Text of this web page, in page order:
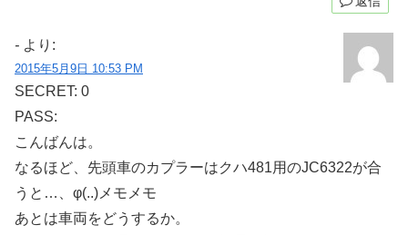
- より:
2015年5月9日 10:53 PM
SECRET: 0
PASS:
こんばんは。
なるほど、先頭車のカプラーはクハ481用のJC6322が合
うと…、φ(..)メモメモ
あとは車両をどうするか。